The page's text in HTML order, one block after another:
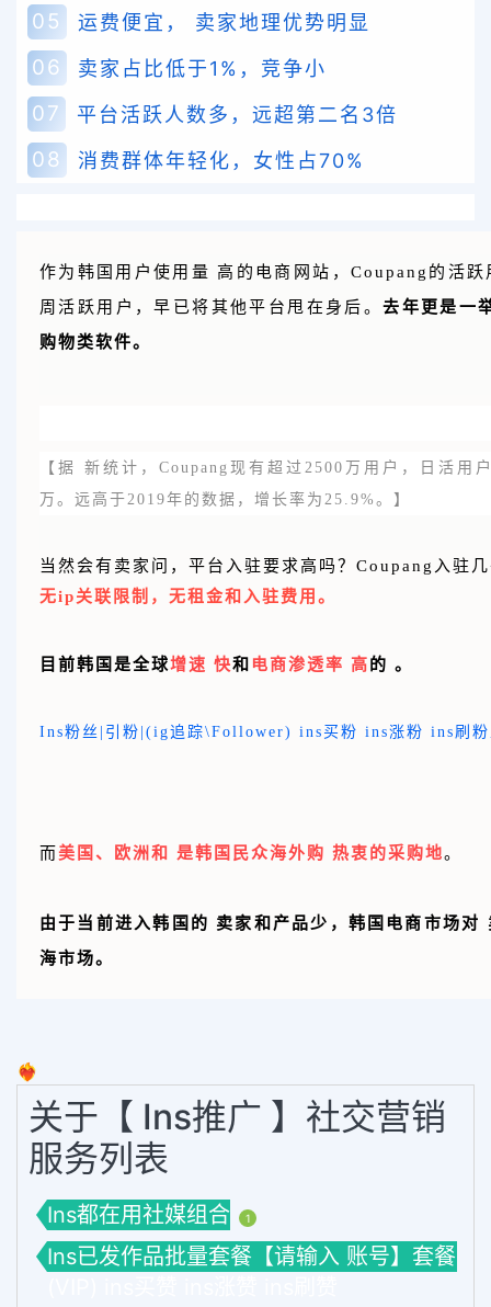
05 运费便宜， 卖家地理优势明显
06 卖家占比低于1%，竞争小
07 平台活跃人数多，远超第二名3倍
08 消费群体年轻化，女性占70%
作为韩国用户使用量 高的电商网站，Coupang的活
周活跃用户，早已将其他平台甩在身后。去年更是一
购物类软件。
【据 新统计，Coupang现有超过2500万用户，日活用
万。远高于2019年的数据，增长率为25.9%。】
当然会有卖家问，平台入驻要求高吗？Coupang入驻
无ip关联限制，无租金和入驻费用。
目前韩国是全球增速 快和 电商渗透率 高的 。
Ins粉丝|引粉|(ig追踪\Follower) ins买粉 ins涨粉 ins刷
而美国、欧洲和 是韩国民众海外购 热衷的采购地。
由于当前进入韩国的 卖家和产品少，韩国电商市场对
海市场。
❤️‍🔥
关于【 Ins推广 】社交营销
服务列表
Ins都在用社媒组合 1
Ins已发作品批量套餐【请输入 账号】套餐